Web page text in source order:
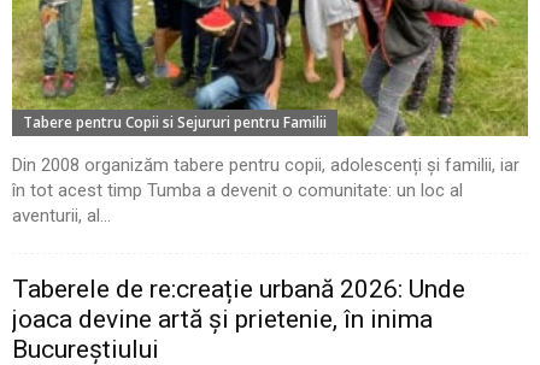
Tabere pentru Copii si Sejururi pentru Familii
Din 2008 organizăm tabere pentru copii, adolescenți și familii, iar
în tot acest timp Tumba a devenit o comunitate: un loc al
aventurii, al...
Taberele de re:creație urbană 2026: Unde
joaca devine artă și prietenie, în inima
Bucureștiului